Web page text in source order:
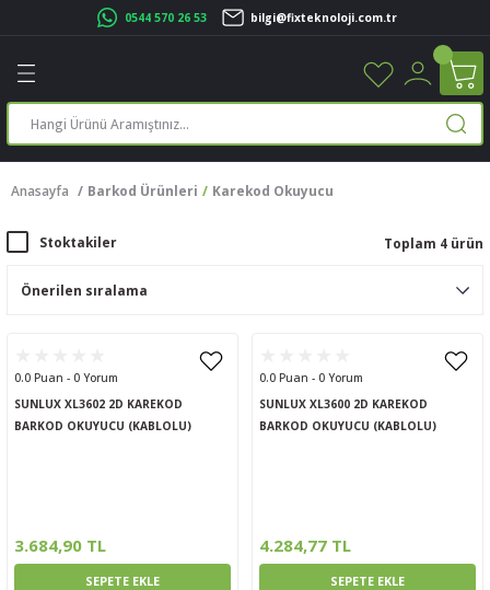
0544 570 26 53 bilgi@fixteknoloji.com.tr
Geri Dön
Geri Dön
Geri Dön
Yazıcı
Yazıcılar
Geri Dön
Geri Dön
Set
Geri Dön
Geri Dön
Geri Dön
Anasayfa Barkod Ürünleri Karekod Okuyucu
Stoktakiler Toplam 4 ürün
0.0 Puan - 0 Yorum
SUNLUX XL3602 2D KAREKOD
BARKOD OKUYUCU (KABLOLU)
3.684,90 TL
SEPETE EKLE
0.0 Puan - 0 Yorum
SUNLUX XL3600 2D KAREKOD
BARKOD OKUYUCU (KABLOLU)
4.284,77 TL
SEPETE EKLE